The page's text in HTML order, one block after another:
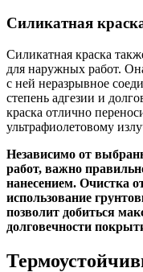
Силикатная
Силикатная краска
для наружных работ.
с ней неразрывное
степень адгезии и
краска отлично
ультрафиолетовому
Независимо от
работ, важно
нанесением. Очистка
использование
позволит добиться
долговечности